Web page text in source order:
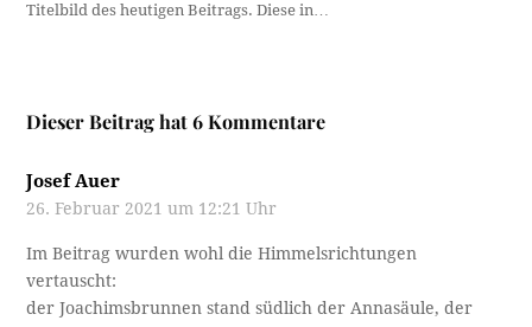
Titelbild des heutigen Beitrags. Diese in…
Dieser Beitrag hat 6 Kommentare
Josef Auer
26. Februar 2021 um 12:21 Uhr
Im Beitrag wurden wohl die Himmelsrichtungen
vertauscht:
der Joachimsbrunnen stand südlich der Annasäule, der